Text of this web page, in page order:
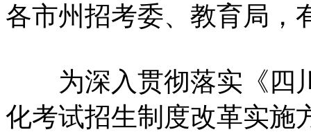
各市州招考委、教育局，
为深入贯彻落实《四
化考试招生制度改革实施